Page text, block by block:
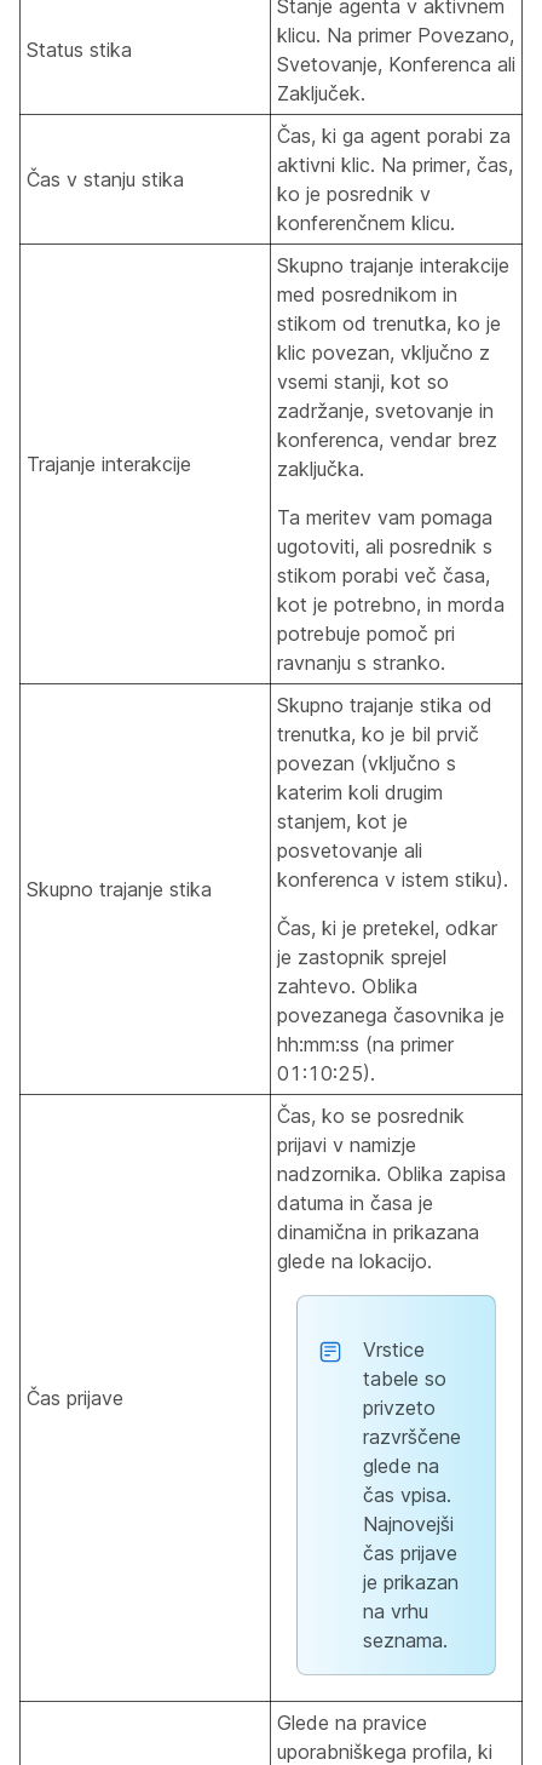
Status stika
Stanje agenta v aktivnem
klicu. Na primer Povezano,
Svetovanje, Konferenca ali
Zaključek.
Čas v stanju stika
Čas, ki ga agent porabi za
aktivni klic. Na primer, čas,
ko je posrednik v
konferenčnem klicu.
Trajanje interakcije
Skupno trajanje interakcije
med posrednikom in
stikom od trenutka, ko je
klic povezan, vključno z
vsemi stanji, kot so
zadržanje, svetovanje in
konferenca, vendar brez
zaključka.
Ta meritev vam pomaga
ugotoviti, ali posrednik s
stikom porabi več časa,
kot je potrebno, in morda
potrebuje pomoč pri
ravnanju s stranko.
Skupno trajanje stika
Skupno trajanje stika od
trenutka, ko je bil prvič
povezan (vključno s
katerim koli drugim
stanjem, kot je
posvetovanje ali
konferenca v istem stiku).
Čas, ki je pretekel, odkar
je zastopnik sprejel
zahtevo. Oblika
povezanega časovnika je
hh:mm:ss (na primer
01:10:25).
Čas prijave
Čas, ko se posrednik
prijavi v namizje
nadzornika. Oblika zapisa
datuma in časa je
dinamična in prikazana
glede na lokacijo.
Vrstice
tabele so
privzeto
razvrščene
glede na
čas vpisa.
Najnovejši
čas prijave
je prikazan
na vrhu
seznama.
Glede na pravice
uporabniškega profila, ki